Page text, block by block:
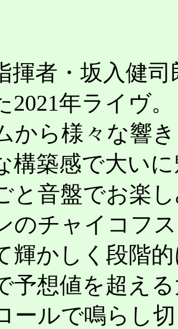
者・坂入健司
2021年ライヴ
から様々な響
構築感で大い
と音盤でお楽
チャイコフ
輝かしく段階
予想値を超え
ールで鳴らし